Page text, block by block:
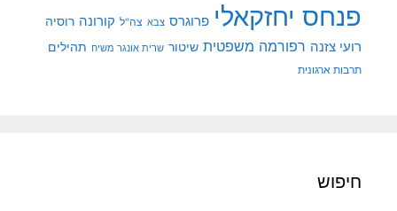
פנחס יחזקאלי פרוגרס צבא צה"ל קורונה רוסיה
רועי צזנה רפורמה משפטית שיטור שרית אונגר משיח תהילים
תרבות ארגונית
חיפוש